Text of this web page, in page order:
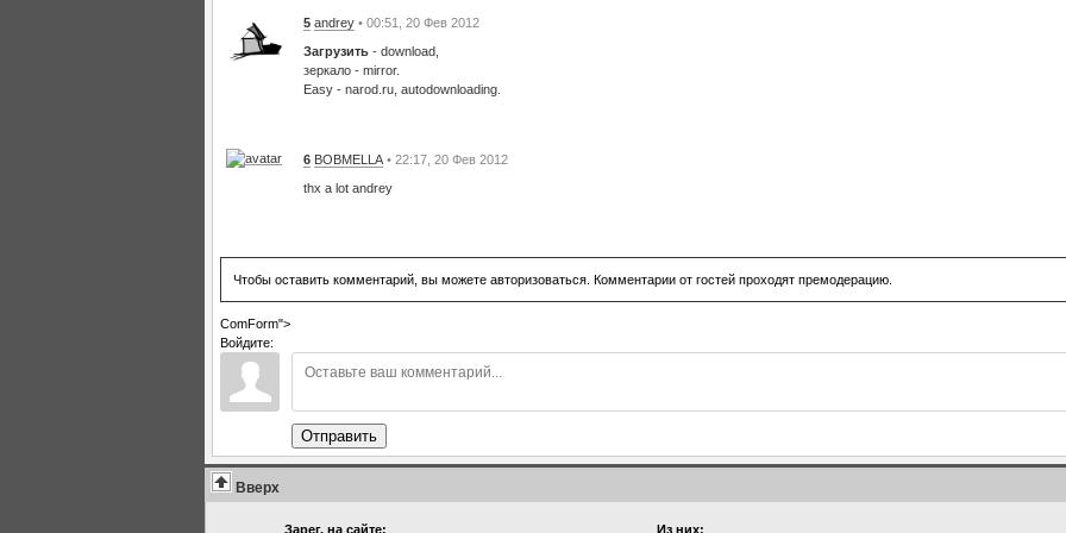
5 andrey • 00:51, 20 Фев 2012
Загрузить - download,
зеркало - mirror.
Easy - narod.ru, autodownloading.
6 BOBMELLA • 22:17, 20 Фев 2012
thx a lot andrey
Чтобы оставить комментарий, вы можете авторизоваться. Комментарии от гостей проходят премодерацию.
ComForm">
Войдите:
Отправить
Вверх
Зарег. на сайте: Из них: